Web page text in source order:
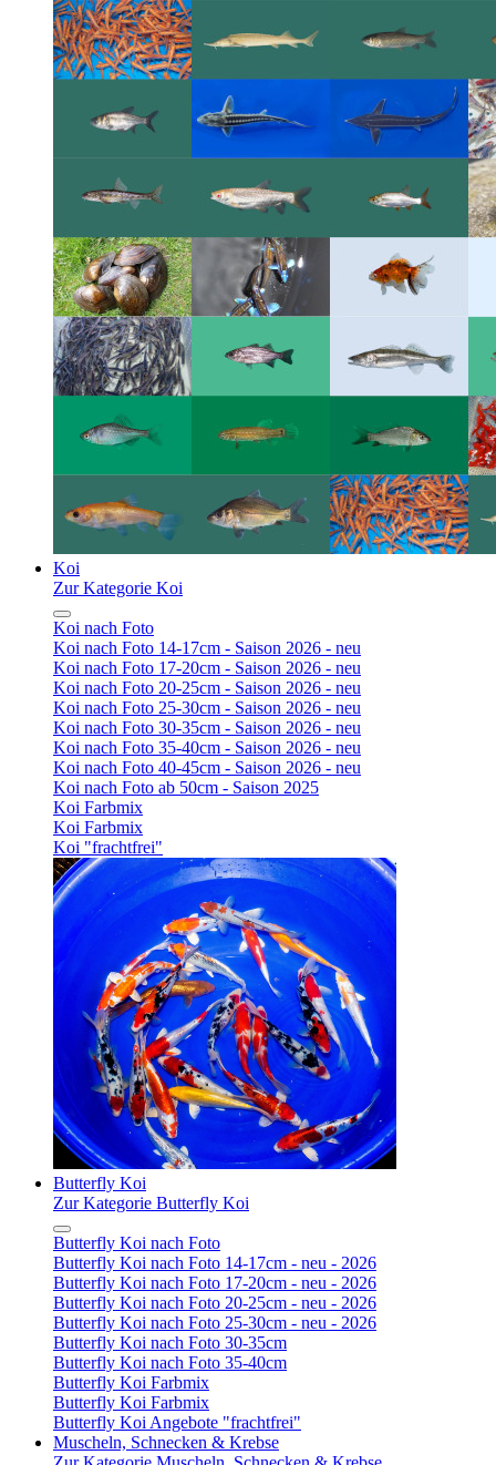
Koi
Zur Kategorie Koi
Koi nach Foto
Koi nach Foto 14-17cm - Saison 2026 - neu
Koi nach Foto 17-20cm - Saison 2026 - neu
Koi nach Foto 20-25cm - Saison 2026 - neu
Koi nach Foto 25-30cm - Saison 2026 - neu
Koi nach Foto 30-35cm - Saison 2026 - neu
Koi nach Foto 35-40cm - Saison 2026 - neu
Koi nach Foto 40-45cm - Saison 2026 - neu
Koi nach Foto ab 50cm - Saison 2025
Koi Farbmix
Koi Farbmix
Koi "frachtfrei"
Butterfly Koi
Zur Kategorie Butterfly Koi
Butterfly Koi nach Foto
Butterfly Koi nach Foto 14-17cm - neu - 2026
Butterfly Koi nach Foto 17-20cm - neu - 2026
Butterfly Koi nach Foto 20-25cm - neu - 2026
Butterfly Koi nach Foto 25-30cm - neu - 2026
Butterfly Koi nach Foto 30-35cm
Butterfly Koi nach Foto 35-40cm
Butterfly Koi Farbmix
Butterfly Koi Farbmix
Butterfly Koi Angebote "frachtfrei"
Muscheln, Schnecken & Krebse